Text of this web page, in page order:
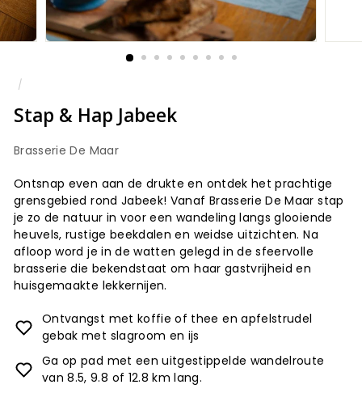
/
Stap & Hap Jabeek
Brasserie De Maar
Ontsnap even aan de drukte en ontdek het prachtige
grensgebied rond Jabeek! Vanaf Brasserie De Maar stap
je zo de natuur in voor een wandeling langs glooiende
heuvels, rustige beekdalen en weidse uitzichten. Na
afloop word je in de watten gelegd in de sfeervolle
brasserie die bekendstaat om haar gastvrijheid en
huisgemaakte lekkernijen.
Ontvangst met koffie of thee en apfelstrudel
gebak met slagroom en ijs
Ga op pad met een uitgestippelde wandelroute
van 8.5, 9.8 of 12.8 km lang.